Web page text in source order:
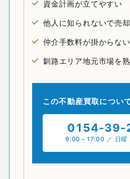
資金計画が立てやすい
他人に知られないで売
仲介手数料が掛からない
釧路エリア地元市場を
この不動産買取につい
0154-39-
9:00～17:00 ／ 日曜